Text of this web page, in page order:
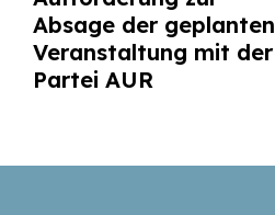
Absage der geplanten
Veranstaltung mit der
Partei AUR